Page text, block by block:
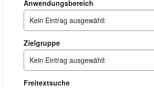
Anwendungsbereich
Kein Eintrag ausgewählt
Zielgruppe
Kein Eintrag ausgewählt
Freitextsuche